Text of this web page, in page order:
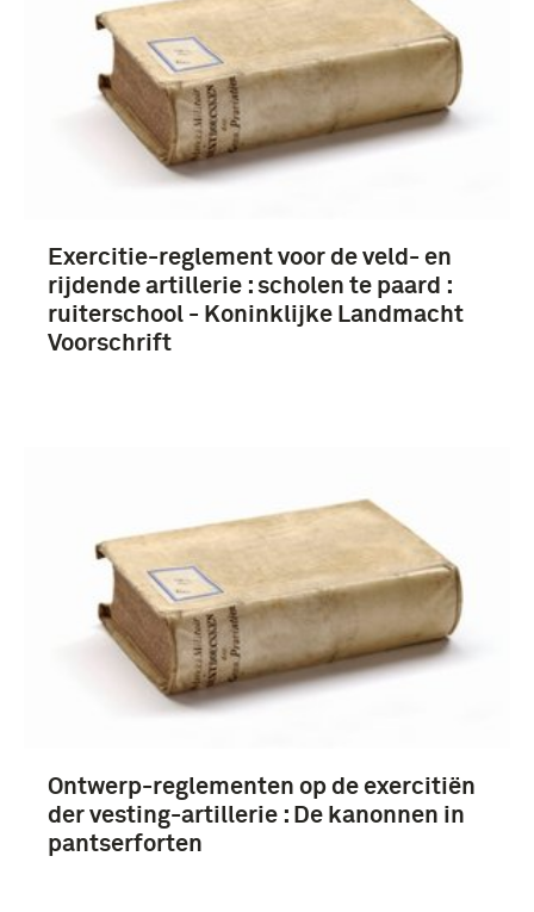
Exercitie-reglement voor de veld- en
rijdende artillerie : scholen te paard :
ruiterschool - Koninklijke Landmacht
Voorschrift
Ontwerp-reglementen op de exercitiën
der vesting-artillerie : De kanonnen in
pantserforten